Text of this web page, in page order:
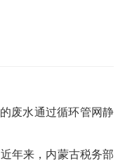
废水通过循环管网静
年来，内蒙古税务部